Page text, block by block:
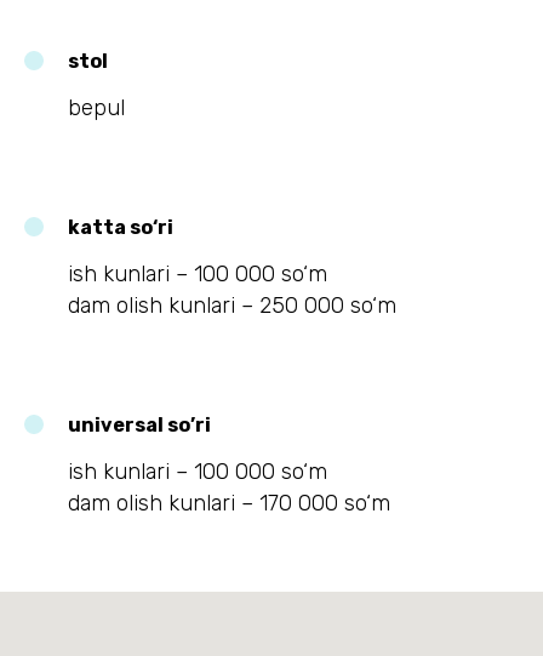
stol
bepul
katta so‘ri
ish kunlari – 100 000 so‘m
dam olish kunlari – 250 000 so‘m
universal so’ri
ish kunlari – 100 000 so‘m
dam olish kunlari – 170 000 so‘m